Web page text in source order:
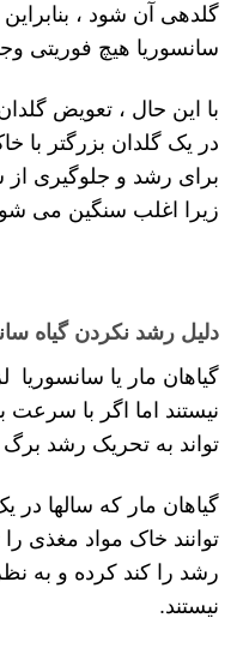
گلدهی آن شود ،
سانسوریا هیچ فوریتی
با این حال ، تعویض
در یک گلدان بزرگتر با
برای رشد و جلوگیری
زیرا اغلب سنگین می
دلیل رشد نکردن گیاه
گیاهان مار یا سانسوریا
نیستند اما اگر با
تواند به تحریک رشد
گیاهان مار که سالها در
توانند خاک مواد مغذی
رشد را کند کرده و به
نیستند.